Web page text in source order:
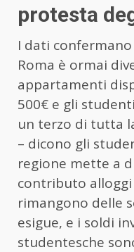
protesta
I dati confermano
Roma è ormai
appartamenti
500€ e gli
un terzo di tutta
– dicono gli
regione mette a
contributo
rimangono delle
esigue, e i soldi
studentesche